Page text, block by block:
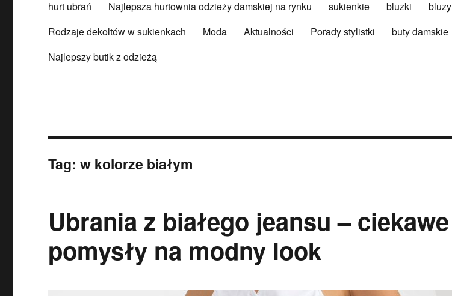
hurt ubrań Najlepsza hurtownia odzieży damskiej na rynku sukienkie bluzki bluzy
Rodzaje dekoltów w sukienkach
Moda Aktualności Porady stylistki buty damskie
Najlepszy butik z odzieżą
Tag:w kolorze białym
Ubrania z białego jeansu – ciekawe
pomysły na modny look